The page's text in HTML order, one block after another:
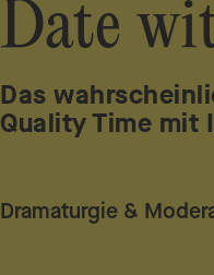
Date
Das
Quality Time mit
Dramaturgie &